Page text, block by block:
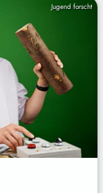
Jugend forscht